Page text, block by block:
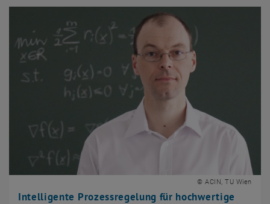
Intelligente Prozessregelung für hochwertige
© ACIN, TU Wien